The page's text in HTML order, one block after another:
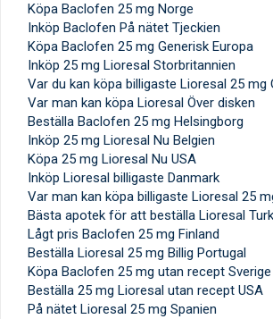
Köpa Baclofen 25 mg Norge
Inköp Baclofen På nätet Tjeckien
Köpa Baclofen 25 mg Generisk Europa
Inköp 25 mg Lioresal Storbritannien
Var du kan köpa billigaste Lioresal 25 mg
Var man kan köpa Lioresal Över disken
Beställa Baclofen 25 mg Helsingborg
Inköp 25 mg Lioresal Nu Belgien
Köpa 25 mg Lioresal Nu USA
Inköp Lioresal billigaste Danmark
Var man kan köpa billigaste Lioresal 25
Bästa apotek för att beställa Lioresal
Lågt pris Baclofen 25 mg Finland
Beställa Lioresal 25 mg Billig Portugal
Köpa Baclofen 25 mg utan recept Sverige
Beställa 25 mg Lioresal utan recept USA
På nätet Lioresal 25 mg Spanien